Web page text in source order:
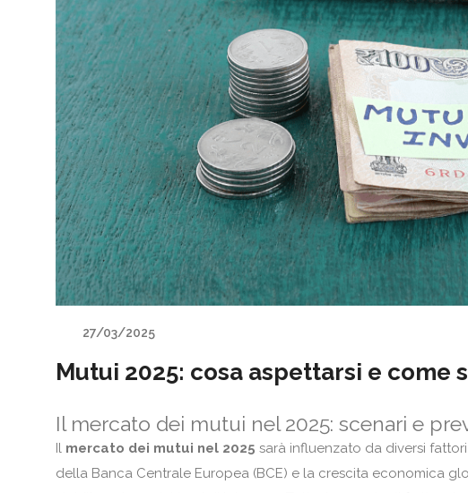
27/03/2025
Mutui 2025: cosa aspettarsi e
Il mercato dei mutui nel 2025: scenari e
Il mercato dei mutui nel 2025 sarà influenzato da diversi
della Banca Centrale Europea (BCE) e la crescita economica